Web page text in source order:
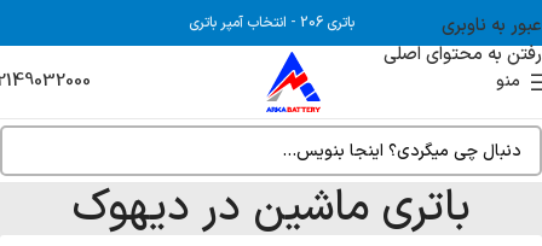
عبور به ناوبری
رفتن به محتوای اصلی
باتری 206 - انتخاب آمپر باتری
منو
باتری ماشین در دیهوک